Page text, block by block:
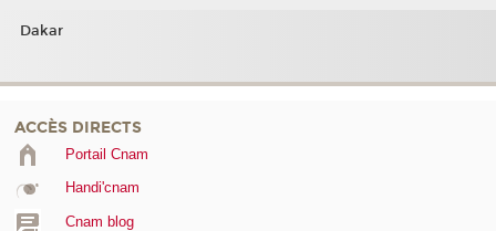
Dakar
ACCÈS DIRECTS
Portail Cnam
Handi'cnam
Cnam blog